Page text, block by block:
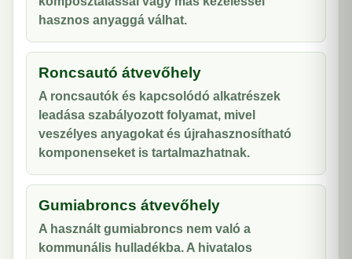
hasznos anyaggá válhat.
Roncsautó átvevőhely
A roncsautók és kapcsolódó alkatrészek
leadása szabályozott folyamat, mivel
veszélyes anyagokat és újrahasznosítható
komponenseket is tartalmazhatnak.
Gumiabroncs átvevőhely
A használt gumiabroncs nem való a
kommunális hulladékba. A hivatalos